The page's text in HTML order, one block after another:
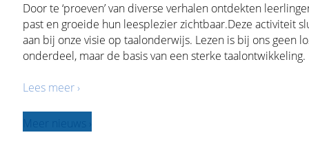
Door te ‘proeven’ van diverse verhalen ontdekten
past en groeide hun leesplezier zichtbaar.Deze activiteit
aan bij onze visie op taalonderwijs. Lezen is bij ons geen
onderdeel, maar de basis van een sterke taalontwikkeling.
Lees meer ›